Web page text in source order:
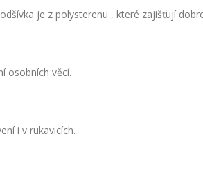
je z polysterenu , které zajišťují
osobních věcí.
i v rukavicích.